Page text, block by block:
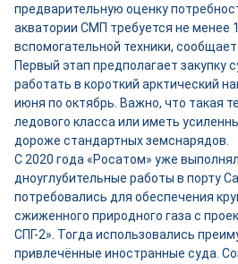
предварительную оценку
акватории СМП требуется не менее
вспомогательной техники, сообщает
Первый этап предполагает закупку
работать в короткий арктический
июня по октябрь. Важно, что такая
ледового класса или иметь
дороже стандартных земснарядов.
С 2020 года «Росатом» уже
дноуглубительные работы в порту
потребовались для обеспечения
сжиженного природного газа с
СПГ-2». Тогда использовались
привлечённые иностранные суда.